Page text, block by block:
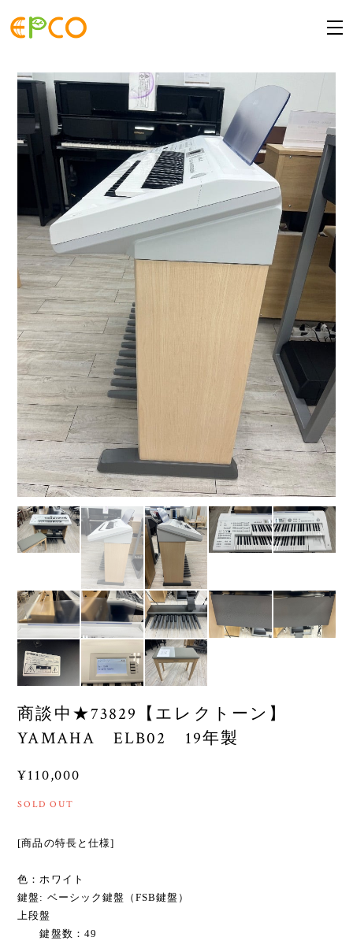
商談中★73829【エレクトーン】
YAMAHA ELB02 19年製
¥110,000
SOLD OUT
[商品の特長と仕様]
色：ホワイト
鍵盤: ベーシック鍵盤（FSB鍵盤）
上段盤
鍵盤数：49